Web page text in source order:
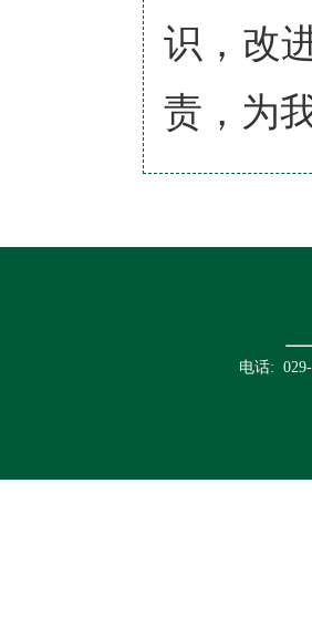
识，改
责，为
电话: